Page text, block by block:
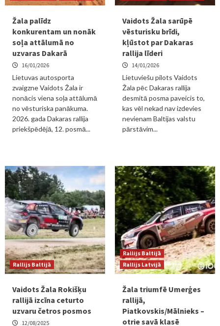
Žala palīdz
konkurentam un nonāk
soļa attālumā no
uzvaras Dakarā
16/01/2026
Lietuvas autosporta
zvaigzne Vaidots Žala ir
nonācis viena soļa attālumā
no vēsturiska panākuma.
2026. gada Dakaras rallija
priekšpēdējā, 12. posmā...
Vaidots Žala sarūpē
vēsturisku brīdi,
kļūstot par Dakaras
rallija līderi
14/01/2026
Lietuviešu pilots Vaidots
Žala pēc Dakaras rallija
desmitā posma paveicis to,
kas vēl nekad nav izdevies
nevienam Baltijas valstu
pārstāvim...
Rallijs Baltijā
Vaidots Žala Rokišķu
rallijā izcīna ceturto
uzvaru četros posmos
12/08/2025
Rallijs Baltijā
Rallijs Latvijā
Žala triumfē Umerģes
rallijā,
Piatkovskis/Mālnieks –
otrie savā klasē